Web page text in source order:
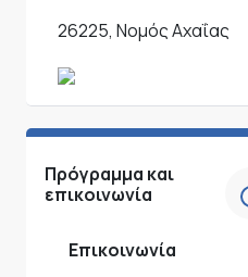
26225, Νομός Αχαΐας
Πρόγραμμα και
επικοινωνία
Επικοινωνία